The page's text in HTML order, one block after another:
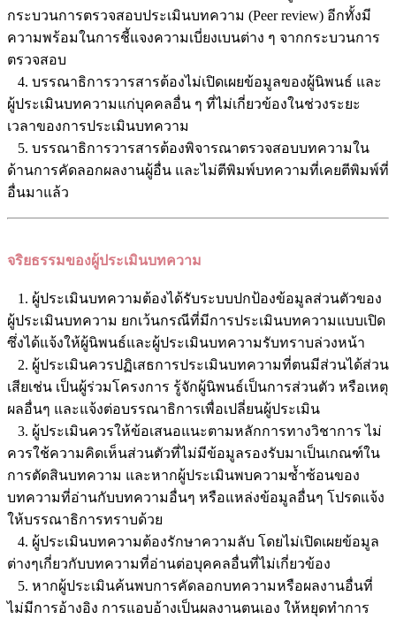
กระบวนการตรวจสอบประเมินบทความ (Peer review) อีกทั้งมี
ความพร้อมในการชี้แจงความเบี่ยงเบนต่าง ๆ จากกระบวนการ
ตรวจสอบ
4. บรรณาธิการวารสารต้องไม่เปิดเผยข้อมูลของผู้นิพนธ์ และ
ผู้ประเมินบทความแก่บุคคลอื่น ๆ ที่ไม่เกี่ยวข้องในช่วงระยะ
เวลาของการประเมินบทความ
5. บรรณาธิการวารสารต้องพิจารณาตรวจสอบบทความใน
ด้านการคัดลอกผลงานผู้อื่น และไม่ตีพิมพ์บทความที่เคยตีพิมพ์ที่
อื่นมาแล้ว
จริยธรรมของผู้ประเมินบทความ
1. ผู้ประเมินบทความต้องได้รับระบบปกป้องข้อมูลส่วนตัวของ
ผู้ประเมินบทความ ยกเว้นกรณีที่มีการประเมินบทความแบบเปิด
ซึ่งได้แจ้งให้ผู้นิพนธ์และผู้ประเมินบทความรับทราบล่วงหน้า
2. ผู้ประเมินควรปฏิเสธการประเมินบทความที่ตนมีส่วนได้ส่วน
เสียเช่น เป็นผู้ร่วมโครงการ รู้จักผู้นิพนธ์เป็นการส่วนตัว หรือเหตุ
ผลอื่นๆ และแจ้งต่อบรรณาธิการเพื่อเปลี่ยนผู้ประเมิน
3. ผู้ประเมินควรให้ข้อเสนอแนะตามหลักการทางวิชาการ ไม่
ควรใช้ความคิดเห็นส่วนตัวที่ไม่มีข้อมูลรองรับมาเป็นเกณฑ์ใน
การตัดสินบทความ และหากผู้ประเมินพบความซ้ำซ้อนของ
บทความที่อ่านกับบทความอื่นๆ หรือแหล่งข้อมูลอื่นๆ โปรดแจ้ง
ให้บรรณาธิการทราบด้วย
4. ผู้ประเมินบทความต้องรักษาความลับ โดยไม่เปิดเผยข้อมูล
ต่างๆเกี่ยวกับบทความที่อ่านต่อบุคคลอื่นที่ไม่เกี่ยวข้อง
5. หากผู้ประเมินค้นพบการคัดลอกบทความหรือผลงานอื่นที่
ไม่มีการอ้างอิง การแอบอ้างเป็นผลงานตนเอง ให้หยุดทำการ